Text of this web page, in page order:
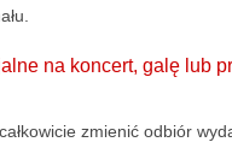
na koncert, galę lub
zmienić odbiór